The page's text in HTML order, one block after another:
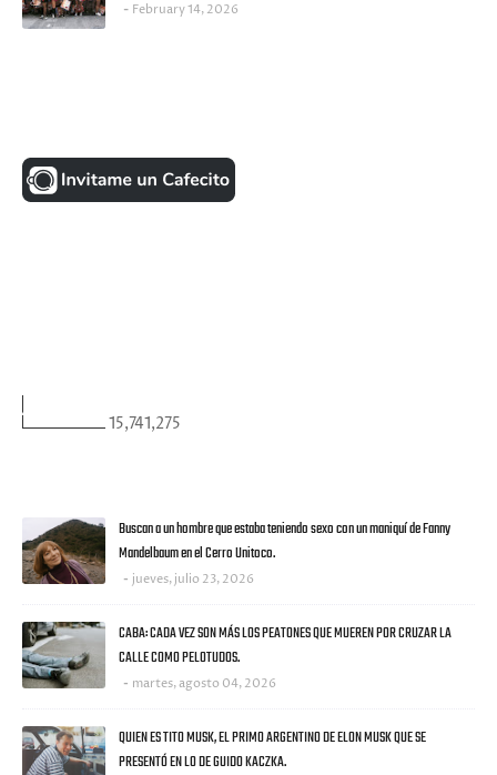
February 14, 2026
15,741,275
Buscan a un hombre que estaba teniendo sexo con un maniquí de Fanny
Mandelbaum en el Cerro Unitoco.
jueves, julio 23, 2026
CABA: CADA VEZ SON MÁS LOS PEATONES QUE MUEREN POR CRUZAR LA
CALLE COMO PELOTUDOS.
martes, agosto 04, 2026
QUIEN ES TITO MUSK, EL PRIMO ARGENTINO DE ELON MUSK QUE SE
PRESENTÓ EN LO DE GUIDO KACZKA.